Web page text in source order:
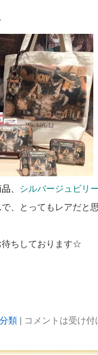
、 シルバージュビリ
、とってもレアだと
待ちしております☆
類| コメントは受け